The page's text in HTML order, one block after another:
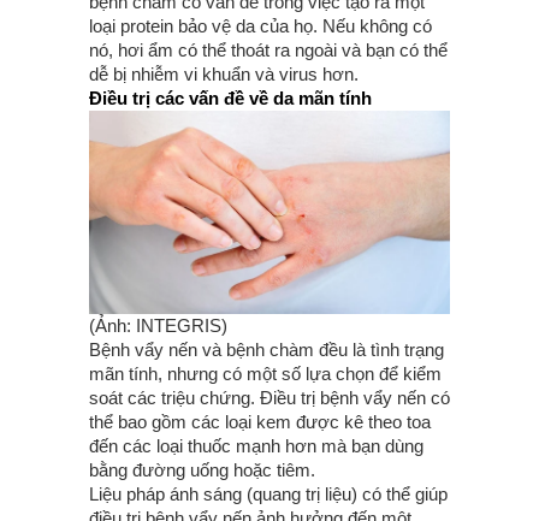
loại protein bảo vệ da của họ. Nếu không có
nó, hơi ẩm có thể thoát ra ngoài và bạn có thể
dễ bị nhiễm vi khuẩn và virus hơn.
Điều trị các vấn đề về da mãn tính
(Ảnh: INTEGRIS)
Bệnh vẩy nến và bệnh chàm đều là tình trạng
mãn tính, nhưng có một số lựa chọn để kiểm
soát các triệu chứng. Điều trị bệnh vẩy nến có
thể bao gồm các loại kem được kê theo toa
đến các loại thuốc mạnh hơn mà bạn dùng
bằng đường uống hoặc tiêm.
Liệu pháp ánh sáng (quang trị liệu) có thể giúp